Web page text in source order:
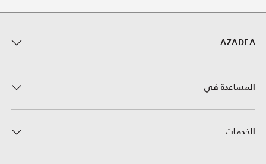
AZADEA
المساعدة في
الخدمات